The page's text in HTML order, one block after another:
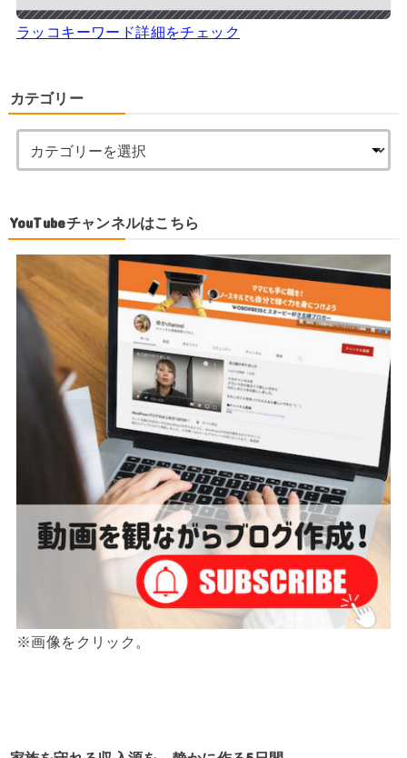
ラッコキーワード詳細をチェック
カテゴリー
YouTubeチャンネルはこちら
※画像をクリック。